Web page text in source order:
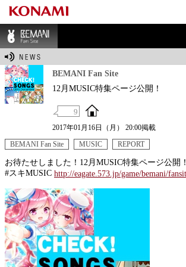
BEMANI Fan Sit
BEMANI Fan Site
12月MUSIC特集ページ公開！
9
2017年01月16日（月） 20:00掲載
BEMANI Fan Site
MUSIC REPORT
お待たせしました！12月MUSIC特集ページ公
#スキMUSIC http://eagate.573.jp/game/bemani/